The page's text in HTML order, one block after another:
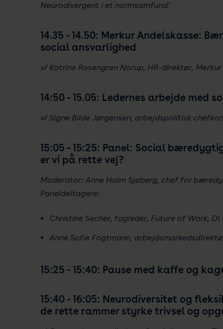
Neurodivergent i et normsamfund’
14.35 - 14.50: Merkur Andelskasse:
social ansvarlighed
v/ Katrine Rosengren Norup, HR-direktør,
14:50 - 15.05: Ledernes arbejde med
v/ Signe Bilde Jørgensen, arbejdspolitisk
15:05 - 15:25: Panel: Social
er vi på rette vej?
Moderator: Anne Holm Sjøberg, chef for
Paneldeltagere:
Christine Secher, fagleder, Future of Work, DI
Anne Sofie Fogtmann,
15:25 - 15:40: Pause med kaffe og
15:40 - 16:05: Neurodiversitet og
de rette rammer styrke trivsel og